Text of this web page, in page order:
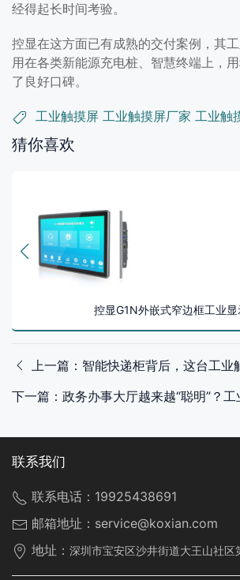
经得起长时间考验。
控显在这方面已有成熟的交付案例，其
用在各类新能源充电桩、智慧终端上，
了良好口碑。
工业触摸屏 工业触摸屏厂家 工业触
猜你喜欢
控显G1N外嵌式窄边框工业显
上一篇：智能快递柜背后，这台工业触摸一
联系我们
联系电话： 19925438691
邮箱地址： service@koxian.com
地址： 深圳市宝安区沙井街道大王山社区